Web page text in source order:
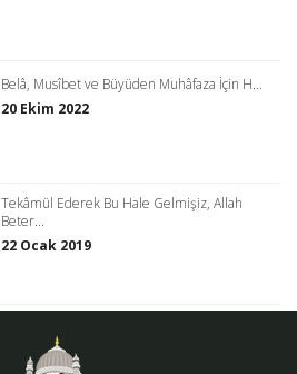
Belâ, Musîbet ve Büyüden Muhâfaza İçin H...
20 Ekim 2022
Tekâmül Ederek Bu Hale Gelmişiz, Allah
Beter...
22 Ocak 2019